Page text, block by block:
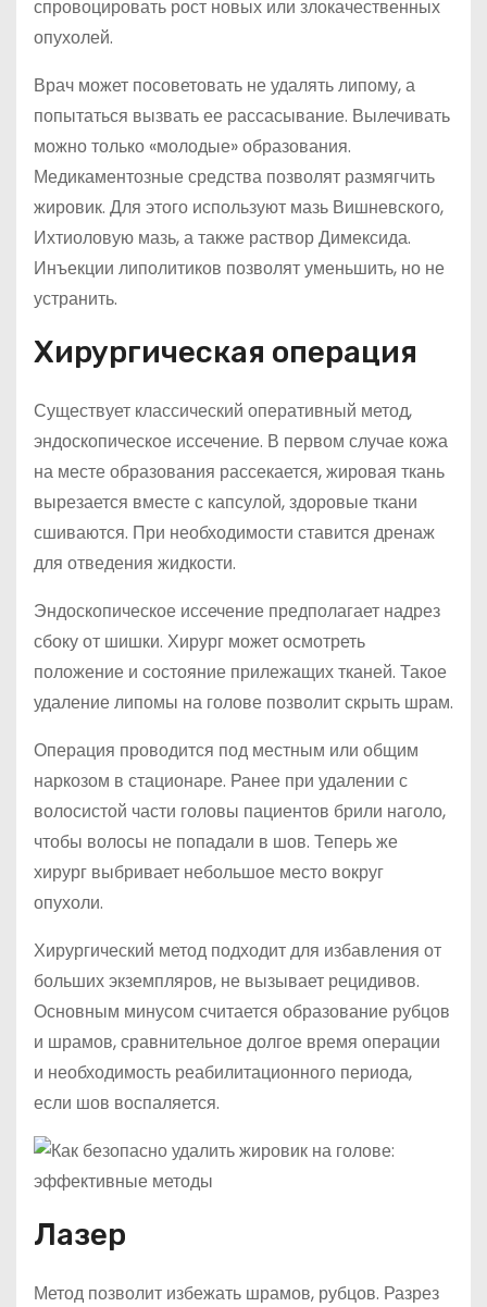
спровоцировать рост новых или злокачественных
опухолей.
Врач может посоветовать не удалять липому, а
попытаться вызвать ее рассасывание. Вылечивать
можно только «молодые» образования.
Медикаментозные средства позволят размягчить
жировик. Для этого используют мазь Вишневского,
Ихтиоловую мазь, а также раствор Димексида.
Инъекции липолитиков позволят уменьшить, но не
устранить.
Хирургическая операция
Существует классический оперативный метод,
эндоскопическое иссечение. В первом случае кожа
на месте образования рассекается, жировая ткань
вырезается вместе с капсулой, здоровые ткани
сшиваются. При необходимости ставится дренаж
для отведения жидкости.
Эндоскопическое иссечение предполагает надрез
сбоку от шишки. Хирург может осмотреть
положение и состояние прилежащих тканей. Такое
удаление липомы на голове позволит скрыть шрам.
Операция проводится под местным или общим
наркозом в стационаре. Ранее при удалении с
волосистой части головы пациентов брили наголо,
чтобы волосы не попадали в шов. Теперь же
хирург выбривает небольшое место вокруг
опухоли.
Хирургический метод подходит для избавления от
больших экземпляров, не вызывает рецидивов.
Основным минусом считается образование рубцов
и шрамов, сравнительное долгое время операции
и необходимость реабилитационного периода,
если шов воспаляется.
Лазер
Метод позволит избежать шрамов, рубцов. Разрез